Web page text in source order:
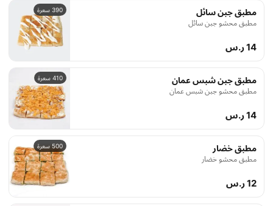
390 سعرة مطبق جبن سائل
مطبق محشو جبن سائل
14 ر.س
410 سعرة مطبق جبن شبس عمان
مطبق محشو جبن شبس عمان
14 ر.س
500 سعرة مطبق خضار
مطبق محشو خضار
12 ر.س